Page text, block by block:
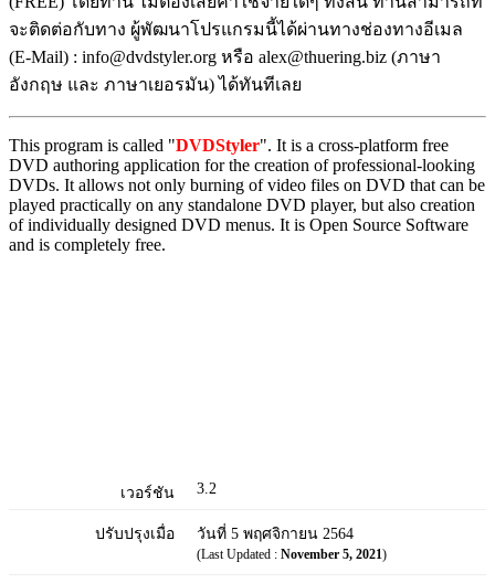
จะติดต่อกับทาง ผู้พัฒนาโปรแกรมนี้ได้ผ่านทางช่องทางอีเมล
(E-Mail) : info@dvdstyler.org หรือ alex@thuering.biz (ภาษา
อังกฤษ และ ภาษาเยอรมัน) ได้ทันทีเลย
This program is called "DVDStyler". It is a cross-platform free
DVD authoring application for the creation of professional-looking
DVDs. It allows not only burning of video files on DVD that can be
played practically on any standalone DVD player, but also creation
of individually designed DVD menus. It is Open Source Software
and is completely free.
เวอร์ชัน 3.2
ปรับปรุงเมื่อ วันที่ 5 พฤศจิกายน 2564
(Last Updated : November 5, 2021)